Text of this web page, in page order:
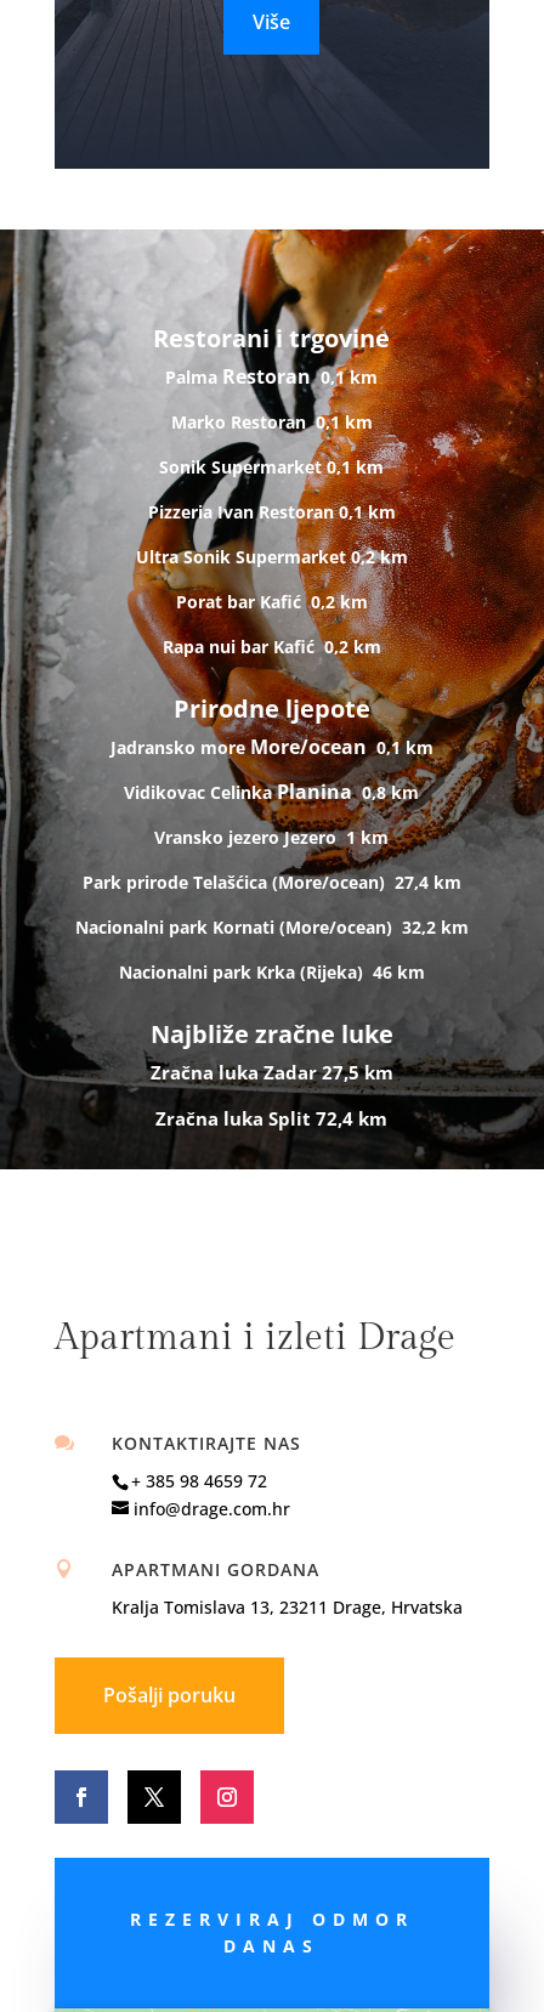
Više
Restorani i trgovine
Palma Restoran0,1 km
Marko Restoran0,1 km
SonikSupermarket0,1 km
Pizzeria IvanRestoran0,1 km
Ultra Sonik Supermarket0,2 km
Porat barKafić0,2 km
Rapa nui barKafić0,2 km
Prirodne ljepote
Jadransko moreMore/ocean0,1 km
Vidikovac CelinkaPlanina0,8 km
Vransko jezeroJezero1 km
Park prirode Telašćica (More/ocean) 27,4 km
Nacionalni park Kornati (More/ocean) 32,2 km
Nacionalni park Krka (Rijeka) 46 km
Najbliže zračne luke
Zračna luka Zadar 27,5 km
Zračna luka Split 72,4 km
Apartmani i izleti Drage

KONTAKTIRAJTE NAS
+ 385 98 4659 72
info@drage.com.hr

APARTMANI GORDANA
Kralja Tomislava 13, 23211 Drage, Hrvatska
Pošalji poruku
REZERVIRAJ ODMOR
DANAS